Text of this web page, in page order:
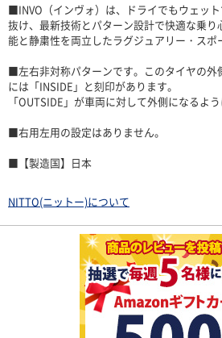
■INVO（インヴォ）は、ドライでもウェッ
抜け、最新技術とパターン設計で快適な乗
能と静粛性を両立したラグジュアリー・スポ
■左右非対称パターンです。このタイヤの外
には「INSIDE」と刻印があります。
「OUTSIDE」が車両に対して外側になるよ
■右用左用の設定はありません。
■【製造国】日本
NITTO(ニットー)について